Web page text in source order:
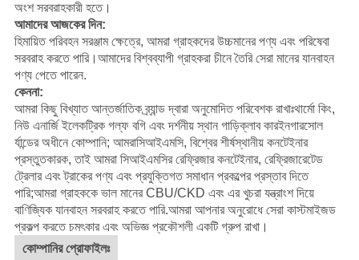
অংশ সরবরাহকারী হতে।
আমাদের আজকের দিন:
হিমায়িত পরিবহন সরঞ্জাম ক্ষেত্রে, আমরা গ্রাহকদের উচ্চমানের পণ্য এবং পরিষেবা
সরবরাহ করতে পারি।আমাদের বিশ্বব্যাপী গ্রাহকরা চীনে তৈরি সেরা মানের যানবাহন
পণ্য পেতে পারেন.
কেননা:
আমরা কিছু বিখ্যাত আন্তর্জাতিক ব্র্যান্ড দ্বারা অনুমোদিত পরিবেশক রাখাঃথার্মো কিং,
নিউ এনার্জি ইলেকট্রিক গল্ফ বগি এবং দর্শনীয় স্থান গাড়িক্লাব কারইনগারসোল
র্যান্ডের অধীনে কোম্পানি; আমরাসিআইএমসি, বিশ্বের শীর্ষস্থানীয় কনটেইনার
প্রস্তুতকারক, তাই আমরা সিআইএমসির রেফ্রিজার কনটেইনার, রেফ্রিজারেটেড
ট্রেলার এবং ট্রাকের পণ্য এবং প্রযুক্তিগত সমাধান প্রকল্পের প্রস্তাব দিতে
পারি;আমরা গ্রাহককে ভাল মানের CBU/CKD এবং এর খুচরা যন্ত্রাংশ দিয়ে
বাণিজ্যিক যানবাহন সরবরাহ করতে পারি.আমরা আপনার অনুরোধে সেরা কাস্টমাইজড
প্রকল্প করতে চমৎকার এবং অভিজ্ঞ প্রকৌশলী একটি গ্রুপ রাখা।
কোম্পানির প্রোফাইলঃ